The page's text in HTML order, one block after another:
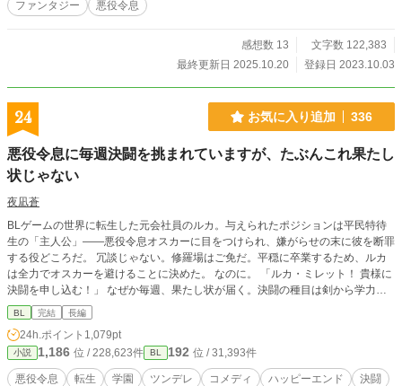
35位ありがとうございます。 2025年10月29日・BLランキング27位ありがとう
25年11月１日 ・BLランキング13位ありがとうございます。 第１３回ＢＬ大賞
で奨励賞をいただきました。これもひとえに皆様の応援のおかげです。本当にあ
ファンタジー
悪役令息
感想数 13
文字数 122,383
最終更新日 2025.10.20
登録日 2023.10.03
24 お気に入り追加 336
悪役令息に毎週決闘を挑まれていますが、たぶんこれ果たし
状じゃない
夜凪蒼
BLゲームの世界に転生した元会社員のルカ。与えられたポジションは平民特待
生の「主人公」——悪役令息オスカーに目をつけられ、嫌がらせの末に彼を断罪
する役どころだ。 冗談じゃない。修羅場はご免だ。平穏に卒業するため、ルカ
は全力でオスカーを避けることに決めた。 なのに。 「ルカ・ミレット！ 貴様に
決闘を申し込む！」 なぜか毎週、果たし状が届く。決闘の種目は剣から学力、
そのうち料理勝負へと脱線していき、賭けの景品はなぜかいつも俺の実家のパ
ン。おまけに学院中が「今週もやってるな」と生温かい。 ……あれ？ こいつ、
俺に構ってほしいだけなんじゃ？ 逃げるほど距離が縮まる、破滅フラグ回避
（失敗中）の学園BLコメディ。全年齢・純愛です。 ※本作は『小説家になろ
う』『カクヨム』にも掲載しています。
BL 完結 長編
24h.ポイント 1,079pt
小説 1,186 位 / 228,623件 BL 192 位 / 31,393件
悪役令息 転生 学園 ツンデレ コメディ ハッピーエンド
決闘